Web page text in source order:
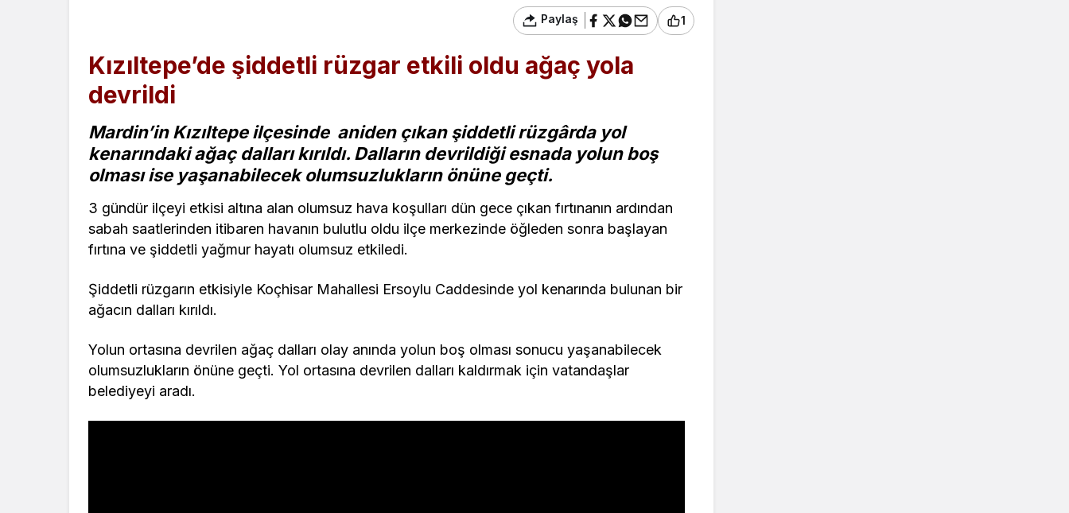
Paylaş 1
Kızıltepe’de şiddetli rüzgar etkili oldu ağaç yola
devrildi
Mardin’in Kızıltepe ilçesinde aniden çıkan şiddetli rüzgârda yol
kenarındaki ağaç dalları kırıldı. Dalların devrildiği esnada yolun boş
olması ise yaşanabilecek olumsuzlukların önüne geçti.
3 gündür ilçeyi etkisi altına alan olumsuz hava koşulları dün gece çıkan fırtınanın ardından
sabah saatlerinden itibaren havanın bulutlu oldu ilçe merkezinde öğleden sonra başlayan
fırtına ve şiddetli yağmur hayatı olumsuz etkiledi.
Şiddetli rüzgarın etkisiyle Koçhisar Mahallesi Ersoylu Caddesinde yol kenarında bulunan bir
ağacın dalları kırıldı.
Yolun ortasına devrilen ağaç dalları olay anında yolun boş olması sonucu yaşanabilecek
olumsuzlukların önüne geçti. Yol ortasına devrilen dalları kaldırmak için vatandaşlar
belediyeyi aradı.